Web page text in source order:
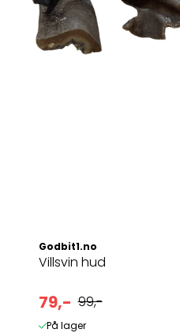
Godbit1.no
Villsvin hud
79,- 99,-
På lager